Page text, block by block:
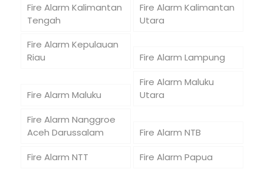
Fire Alarm Kalimantan
Tengah
Fire Alarm Kalimantan
Utara
Fire Alarm Kepulauan
Riau
Fire Alarm Lampung
Fire Alarm Maluku
Fire Alarm Maluku
Utara
Fire Alarm Nanggroe
Aceh Darussalam
Fire Alarm NTB
Fire Alarm NTT
Fire Alarm Papua